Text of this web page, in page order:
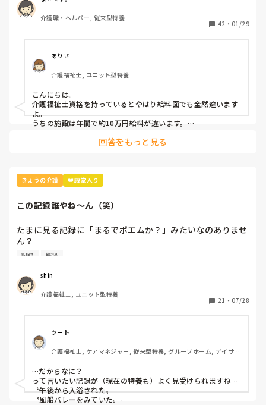
減な人もいます。どう思いますか？
介護職・ヘルパー, 従来型特養
42 ・ 01/29
ありさ
介護福祉士, ユニット型特養
こんにちは。
介護福祉士資格を持っているとやはり給料面でも全然違います
よ。
うちの施設は年間で約10万円給料が違います。
回答をもっと見る
きょうの介護 👑殿堂入り
この記録誰やね〜ん（笑）
たまに見る記録に「まるでポエムか？」みたいなのありませ
ん？
逆に、“伝わらなさすぎてミステリー”みたいなのも（笑）。
れば聞きたいです。
記録 職場
shin
介護福祉士, ユニット型特養
21 ・ 07/28
ツート
介護福祉士, ケアマネジャー, 従来型特養, グループホーム, デイサー
…だからなに？
って言いたい記録が（現在の特養も）よく見受けられますね…
〝午後から入浴された〟
〝風船バレーをみていた〟